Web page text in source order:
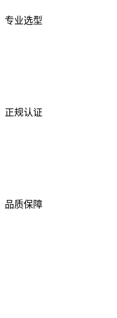
专业选型
正规认证
品质保障